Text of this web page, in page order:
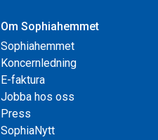
Om Sophiahemmet
Sophiahemmet
Koncernledning
E-faktura
Jobba hos oss
Press
SophiaNytt